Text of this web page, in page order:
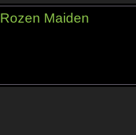
Rozen Maiden